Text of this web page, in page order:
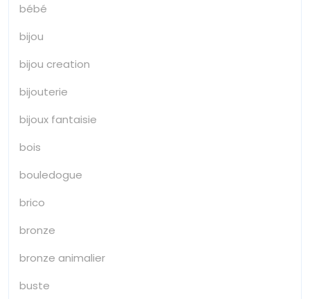
bébé
bijou
bijou creation
bijouterie
bijoux fantaisie
bois
bouledogue
brico
bronze
bronze animalier
buste